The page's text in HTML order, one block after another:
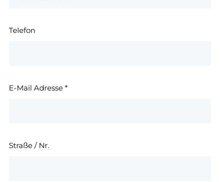
Telefon
E-Mail Adresse *
Straße / Nr.